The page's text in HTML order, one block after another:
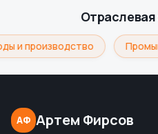
Отраслевая
и производство
АФ Артем Фирсов